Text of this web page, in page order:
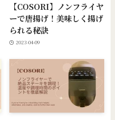
【COSORI】ノンフライヤ
ーで唐揚げ！美味しく揚げ
られる秘訣
2023-04-09